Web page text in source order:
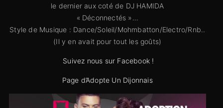
le dernier aux coté de DJ HAMIDA
« Déconnectés »…
Style de Musique : Dance/Soleil/Mohmbatton/Electro/Rnb..
(Il y en avait pour tout les goûts)
Suivez nous sur Facebook !
Page d’Adopte Un Dijonnais